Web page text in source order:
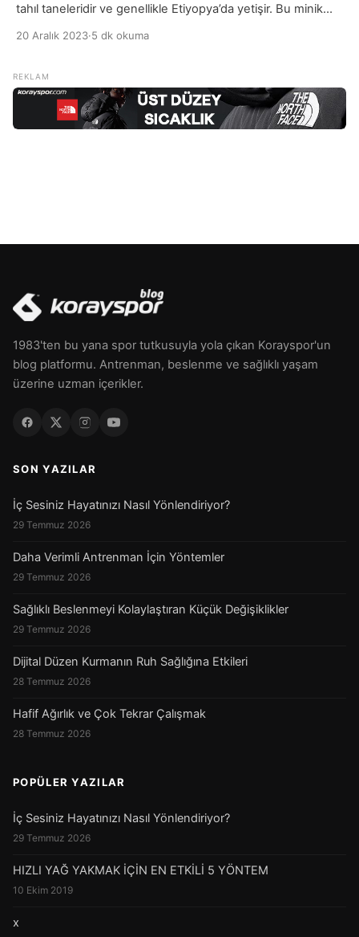
tahıl taneleridir ve genellikle Etiyopya’da yetişir. Bu minik
profiline sahiptir. Teff, gluten içermeyen bir tahıl olarak öne
hastalığı olan bireyler için çekici kılar. Aynı zamanda teff,
esansiyel amino asitler, lif, […]
20 Aralık 2023·5 dk okuma
1983'ten bu yana spor tutkusuyla yola çıkan Korayspor'un
blog platformu. Antrenman, beslenme ve sağlıklı yaşam
üzerine uzman içerikler.
SON YAZILAR
İç Sesiniz Hayatınızı Nasıl Yönlendiriyor?
29 Temmuz 2026
Daha Verimli Antrenman İçin Yöntemler
29 Temmuz 2026
Sağlıklı Beslenmeyi Kolaylaştıran Küçük Değişiklikler
29 Temmuz 2026
Dijital Düzen Kurmanın Ruh Sağlığına Etkileri
28 Temmuz 2026
Hafif Ağırlık ve Çok Tekrar Çalışmak
28 Temmuz 2026
POPÜLER YAZILAR
İç Sesiniz Hayatınızı Nasıl Yönlendiriyor?
29 Temmuz 2026
HIZLI YAĞ YAKMAK İÇİN EN ETKİLİ 5 YÖNTEM
10 Ekim 2019
x